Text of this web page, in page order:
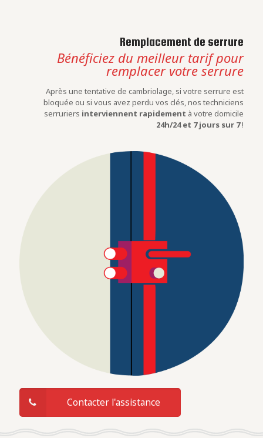
Remplacement de serrure
Bénéficiez du meilleur tarif pour
remplacer votre serrure
Après une tentative de cambriolage, si votre serrure est
bloquée ou si vous avez perdu vos clés, nos techniciens
serruriers interviennent rapidement à votre domicile
24h/24 et 7 jours sur 7!
Contacter l'assistance